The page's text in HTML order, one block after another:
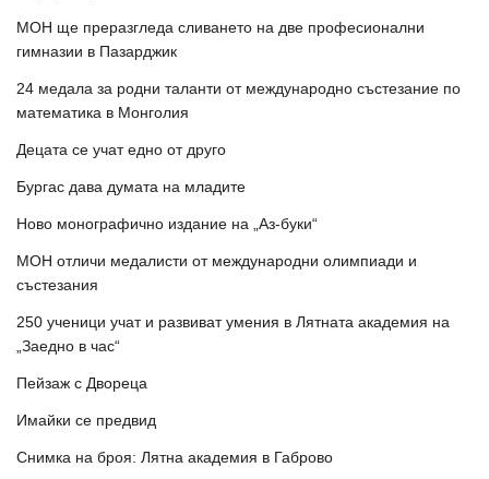
МОН ще преразгледа сливането на две професионални
гимназии в Пазарджик
24 медала за родни таланти от международно състезание по
математика в Монголия
Децата се учат едно от друго
Бургас дава думата на младите
Ново монографично издание на „Аз-буки“
МОН отличи медалисти от международни олимпиади и
състезания
250 ученици учат и развиват умения в Лятната академия на
„Заедно в час“
Пейзаж с Двореца
Имайки се предвид
Снимка на броя: Лятна академия в Габрово